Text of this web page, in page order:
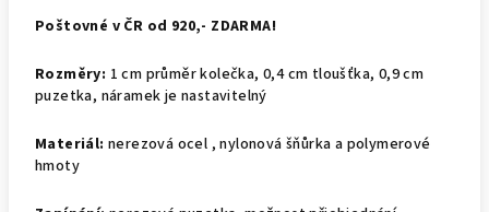
Poštovné v ČR od 920,- ZDARMA!
Rozměry: 1 cm průměr kolečka, 0,4 cm tloušťka, 0,9 cm
puzetka, náramek je nastavitelný
Materiál: nerezová ocel , nylonová šňůrka a polymerové
hmoty